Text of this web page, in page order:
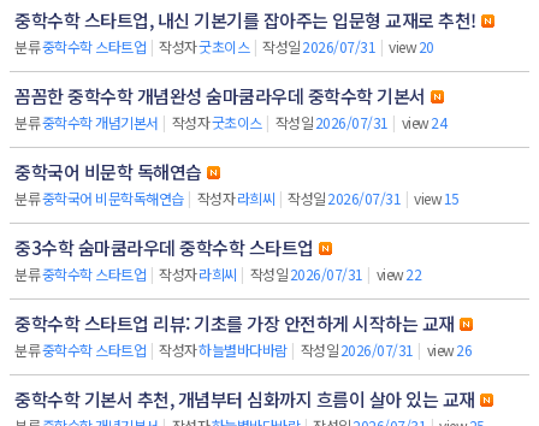
중학수학 스타트업, 내신 기본기를 잡아주는 입문형 교재로 추천!
분류중학수학 스타트업 | 작성자굿초이스 | 작성일2026/07/31 | view20
꼼꼼한 중학수학 개념완성 숨마쿰라우데 중학수학 기본서
분류중학수학 개념기본서 | 작성자굿초이스 | 작성일2026/07/31 | view24
중학국어 비문학 독해연습
분류중학국어 비문학독해연습 | 작성자라희씨 | 작성일2026/07/31 | view15
중3수학 숨마쿰라우데 중학수학 스타트업
분류중학수학 스타트업 | 작성자라희씨 | 작성일2026/07/31 | view22
중학수학 스타트업 리뷰: 기초를 가장 안전하게 시작하는 교재
분류중학수학 스타트업 | 작성자하늘별바다바람 | 작성일2026/07/31 | view26
중학수학 기본서 추천, 개념부터 심화까지 흐름이 살아 있는 교재